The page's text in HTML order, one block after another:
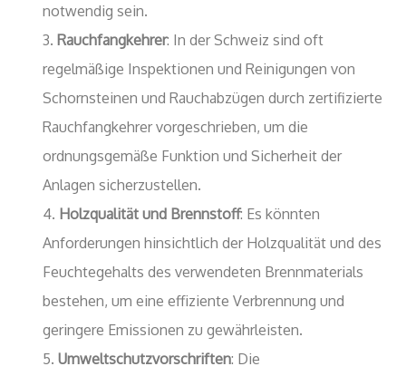
notwendig sein.
Rauchfangkehrer: In der Schweiz sind oft
regelmäßige Inspektionen und Reinigungen von
Schornsteinen und Rauchabzügen durch zertifizierte
Rauchfangkehrer vorgeschrieben, um die
ordnungsgemäße Funktion und Sicherheit der
Anlagen sicherzustellen.
Holzqualität und Brennstoff: Es könnten
Anforderungen hinsichtlich der Holzqualität und des
Feuchtegehalts des verwendeten Brennmaterials
bestehen, um eine effiziente Verbrennung und
geringere Emissionen zu gewährleisten.
Umweltschutzvorschriften: Die